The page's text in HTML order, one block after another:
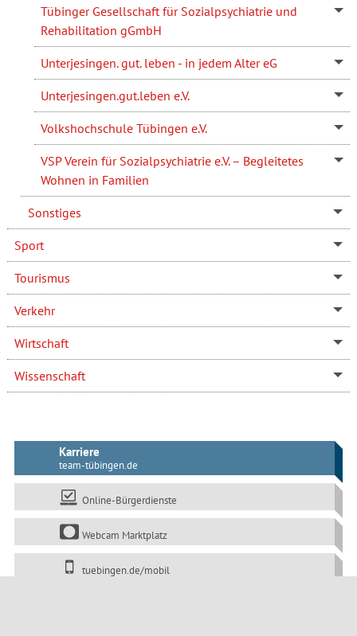
Tübinger Gesellschaft für Sozialpsychiatrie und
Rehabilitation gGmbH
Unterjesingen. gut. leben - in jedem Alter eG
Unterjesingen.gut.leben e.V.
Volkshochschule Tübingen e.V.
VSP Verein für Sozialpsychiatrie e.V. – Begleitetes
Wohnen in Familien
Sonstiges
Sport
Tourismus
Verkehr
Wirtschaft
Wissenschaft
Karriere
team-tübingen.de
Online-Bürgerdienste
Webcam Marktplatz
tuebingen.de/mobil